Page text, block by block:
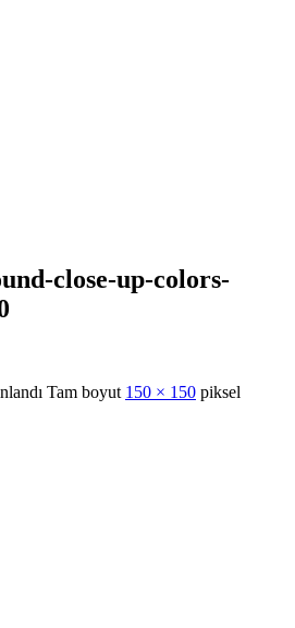
close-up-colors-
Tam boyut 150 × 150 piksel